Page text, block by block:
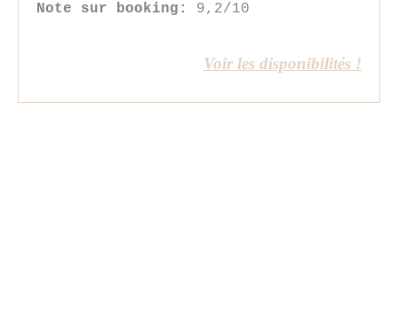
Note sur booking:
9,2/10
Voir les disponibilités !